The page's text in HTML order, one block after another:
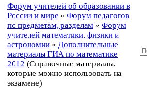
Форум учителей об образовании в
России и мире » Форум педагогов
по предметам, разделам » Форум
учителей математики, физики и
астрономии » Дополнительные
материалы ГИА по математике
2012 (Справочные материалы,
которые можно использовать на
экзамене)